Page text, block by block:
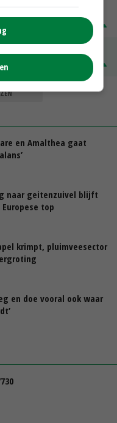
en Amalthea gaat
naar geitenzuivel blijft
top
krimpt, pluimveesector
en doe vooral ook waar